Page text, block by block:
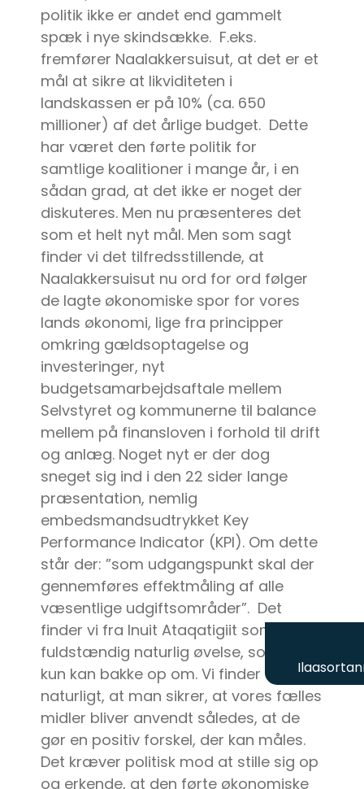
politik ikke er andet end gammelt
spæk i nye skindsække. F.eks.
fremfører Naalakkersuisut, at det er et
mål at sikre at likviditeten i
landskassen er på 10% (ca. 650
millioner) af det årlige budget. Dette
har været den førte politik for
samtlige koalitioner i mange år, i en
sådan grad, at det ikke er noget der
diskuteres. Men nu præsenteres det
som et helt nyt mål. Men som sagt
finder vi det tilfredsstillende, at
Naalakkersuisut nu ord for ord følger
de lagte økonomiske spor for vores
lands økonomi, lige fra principper
omkring gældsoptagelse og
investeringer, nyt
budgetsamarbejdsaftale mellem
Selvstyret og kommunerne til balance
mellem på finansloven i forhold til drift
og anlæg. Noget nyt er der dog
sneget sig ind i den 22 sider lange
præsentation, nemlig
embedsmandsudtrykket Key
Performance Indicator (KPI). Om dette
står der: ”som udgangspunkt skal der
gennemføres effektmåling af alle
væsentlige udgiftsområder”. Det
finder vi fra Inuit Ataqatigiit som en
fuldstændig naturlig øvelse, som vi da
kun kan bakke op om. Vi finder det
naturligt, at man sikrer, at vores fælles
midler bliver anvendt således, at de
gør en positiv forskel, der kan måles.
Det kræver politisk mod at stille sig op
og erkende, at den førte økonomiske